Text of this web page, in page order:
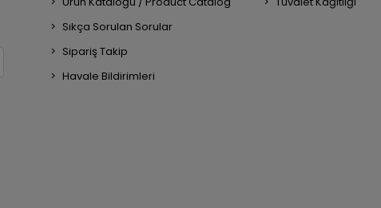
Sıkça Sorulan Sorular
Sipariş Takip
Havale Bildirimleri